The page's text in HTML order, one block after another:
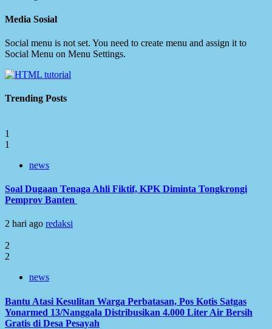
Media Sosial
Social menu is not set. You need to create menu and assign it to
Social Menu on Menu Settings.
Trending Posts
1
1
news
Soal Dugaan Tenaga Ahli Fiktif, KPK Diminta Tongkrongi
Pemprov Banten
2 hari ago redaksi
2
2
news
Bantu Atasi Kesulitan Warga Perbatasan, Pos Kotis Satgas
Yonarmed 13/Nanggala Distribusikan 4.000 Liter Air Bersih
Gratis di Desa Pesayah